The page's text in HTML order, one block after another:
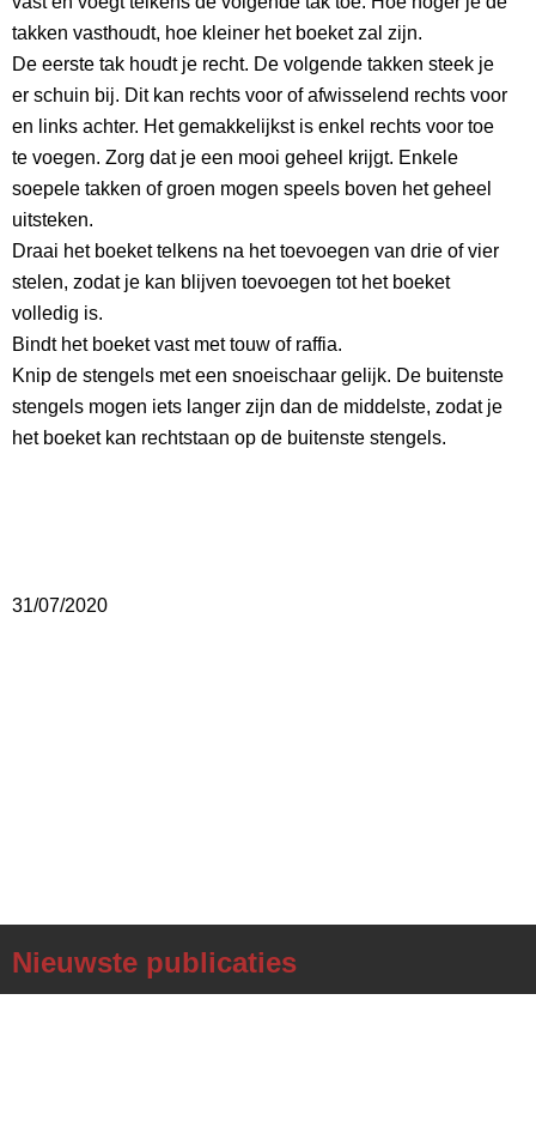
takken vasthoudt, hoe kleiner het boeket zal zijn.
De eerste tak houdt je recht. De volgende takken steek je
er schuin bij. Dit kan rechts voor of afwisselend rechts voor
en links achter. Het gemakkelijkst is enkel rechts voor toe
te voegen. Zorg dat je een mooi geheel krijgt. Enkele
soepele takken of groen mogen speels boven het geheel
uitsteken.
Draai het boeket telkens na het toevoegen van drie of vier
stelen, zodat je kan blijven toevoegen tot het boeket
volledig is.
Bindt het boeket vast met touw of raffia.
Knip de stengels met een snoeischaar gelijk. De buitenste
stengels mogen iets langer zijn dan de middelste, zodat je
het boeket kan rechtstaan op de buitenste stengels.
31/07/2020
Nieuwste publicaties